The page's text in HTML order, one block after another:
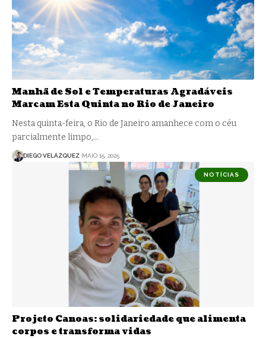
Manhã de Sol e Temperaturas Agradáveis
Marcam Esta Quinta no Rio de Janeiro
Nesta quinta-feira, o Rio de Janeiro amanhece com o céu
parcialmente limpo,…
DIEGO VELÁZQUEZ MAIO 15, 2025
NOTÍCIAS
Projeto Canoas: solidariedade que alimenta
corpos e transforma vidas